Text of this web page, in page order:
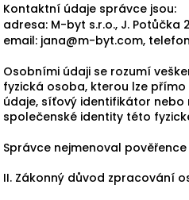
Kontaktní údaje správce jsou:
adresa: M-byt s.r.o., J. Potůčka
email: jana@m-byt.com,
Osobními údaji se rozumí
fyzická osoba, kterou lze
údaje, síťový identifikátor nebo
společenské identity této
Správce nejmenoval
II. Zákonný důvod zpracování